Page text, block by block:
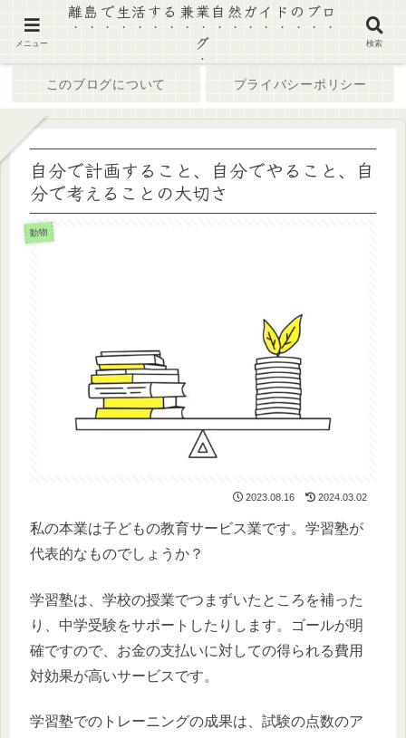
このブログについて プライバシーポリシー
自分で計画すること、自分でやること、自
分で考えることの大切さ
動物
2023.08.16 2024.03.02
私の本業は子どもの教育サービス業です。学習塾が
代表的なものでしょうか？
学習塾は、学校の授業でつまずいたところを補った
り、中学受験をサポートしたりします。ゴールが明
確ですので、お金の支払いに対しての得られる費用
対効果が高いサービスです。
学習塾でのトレーニングの成果は、試験の点数のア
メニュー
離島で生活する兼業自然ガイドのブロ
グ
検索